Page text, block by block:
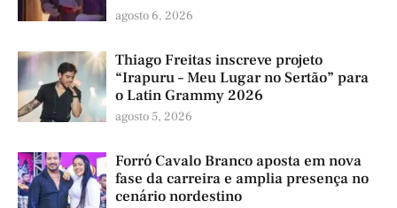
agosto 6, 2026
Thiago Freitas inscreve projeto
“Irapuru – Meu Lugar no Sertão” para
o Latin Grammy 2026
agosto 5, 2026
Forró Cavalo Branco aposta em nova
fase da carreira e amplia presença no
cenário nordestino